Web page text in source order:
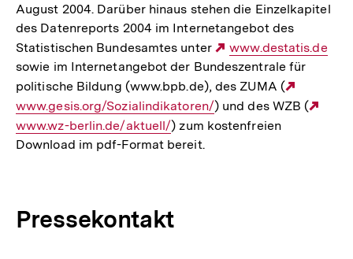
August 2004. Darüber hinaus stehen die Einzelkapitel
des Datenreports 2004 im Internetangebot des
Statistischen Bundesamtes unter
Externer
Link:
www.destatis.de
sowie im Internetangebot der Bundeszentrale für
politische Bildung (www.bpb.de), des ZUMA (
Link:
www.gesis.org/Sozialindikatoren/) und des WZB (
www.wz-berlin.de/aktuell/) zum kostenfreien
Download im pdf-Format bereit.
Pressekontakt